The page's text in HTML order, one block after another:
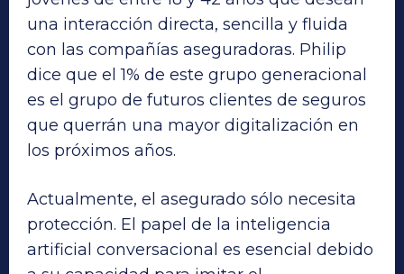
una interacción directa, sencilla y fluida
con las compañías aseguradoras. Philip
dice que el 1% de este grupo generacional
es el grupo de futuros clientes de seguros
que querrán una mayor digitalización en
los próximos años.
Actualmente, el asegurado sólo necesita
protección. El papel de la inteligencia
artificial conversacional es esencial debido